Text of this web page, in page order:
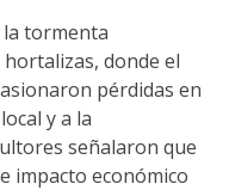
la tormenta
donde el
pérdidas en
y a la
señalaron que
impacto económico